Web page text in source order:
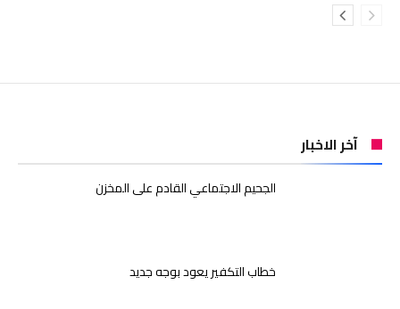
آخر الاخبار
الجحيم الاجتماعي القادم على المخزن
خطاب التكفير يعود بوجه جديد